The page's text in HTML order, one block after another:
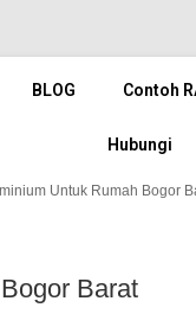
BLOG Contoh
Hubungi
Untuk Rumah Bogor
Barat